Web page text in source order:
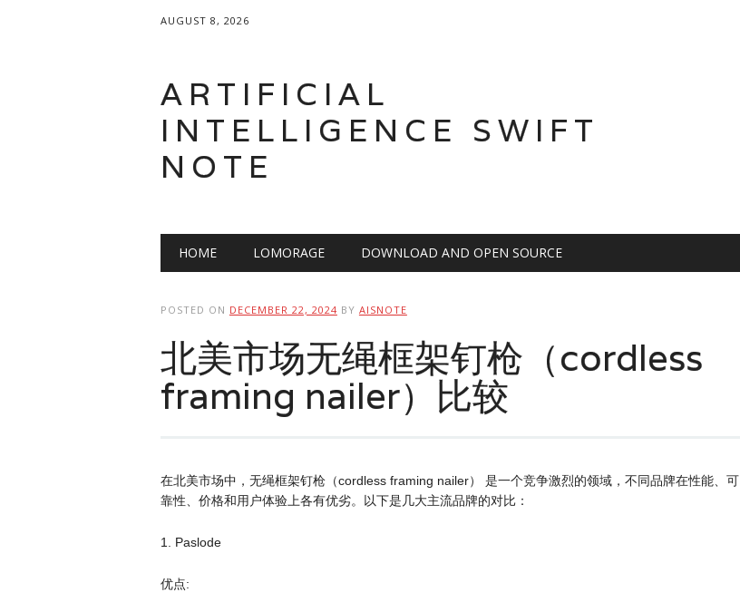
AUGUST 8, 2026
ARTIFICIAL
INTELLIGENCE SWIFT
NOTE
Main menu
HOME LOMORAGE DOWNLOAD AND OPEN SOURCE
POSTED ON DECEMBER 22, 2024 BY AISNOTE
北美市场无绳框架钉枪（cordless
framing nailer）比较
在北美市场中，无绳框架钉枪（cordless framing nailer） 是一个竞争激烈的领域，不同品牌在性能、可
靠性、价格和用户体验上各有优劣。以下是几大主流品牌的对比：
1. Paslode
优点: